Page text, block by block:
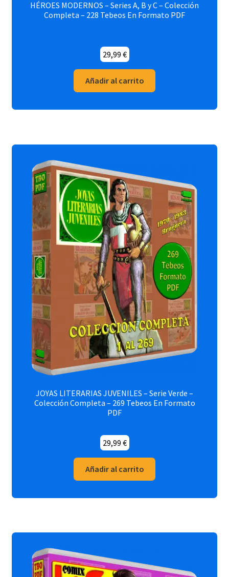
HÉROES MODERNOS – Series A, B y C – Colección
Completa – 228 Tebeos En Formato PDF
29,99 €
Añadir al carrito
JOYAS LITERARIAS JUVENILES – Serie Verde –
Colección Completa – 269 Tebeos En Formato
PDF
29,99 €
Añadir al carrito